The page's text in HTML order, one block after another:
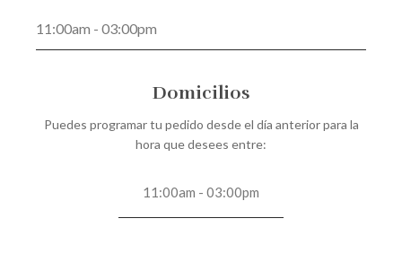
11:00am - 03:00pm
Domicilios
Puedes programar tu pedido desde el día anterior para la
hora que desees entre:
11:00am - 03:00pm